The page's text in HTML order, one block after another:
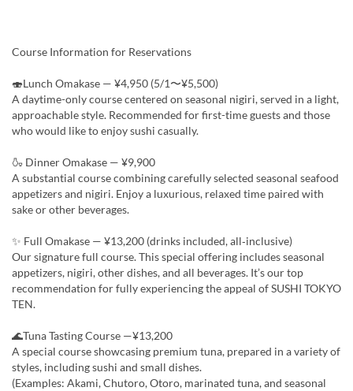
Course Information for Reservations
🍣Lunch Omakase — ¥4,950 (5/1〜¥5,500)
A daytime-only course centered on seasonal nigiri, served in a light,
approachable style. Recommended for first-time guests and those
who would like to enjoy sushi casually.
🍶 Dinner Omakase — ¥9,900
A substantial course combining carefully selected seasonal seafood
appetizers and nigiri. Enjoy a luxurious, relaxed time paired with
sake or other beverages.
✨ Full Omakase — ¥13,200 (drinks included, all‑inclusive)
Our signature full course. This special offering includes seasonal
appetizers, nigiri, other dishes, and all beverages. It’s our top
recommendation for fully experiencing the appeal of SUSHI TOKYO
TEN.
🌊Tuna Tasting Course —¥13,200
A special course showcasing premium tuna, prepared in a variety of
styles, including sushi and small dishes.
(Examples: Akami, Chutoro, Otoro, marinated tuna, and seasonal